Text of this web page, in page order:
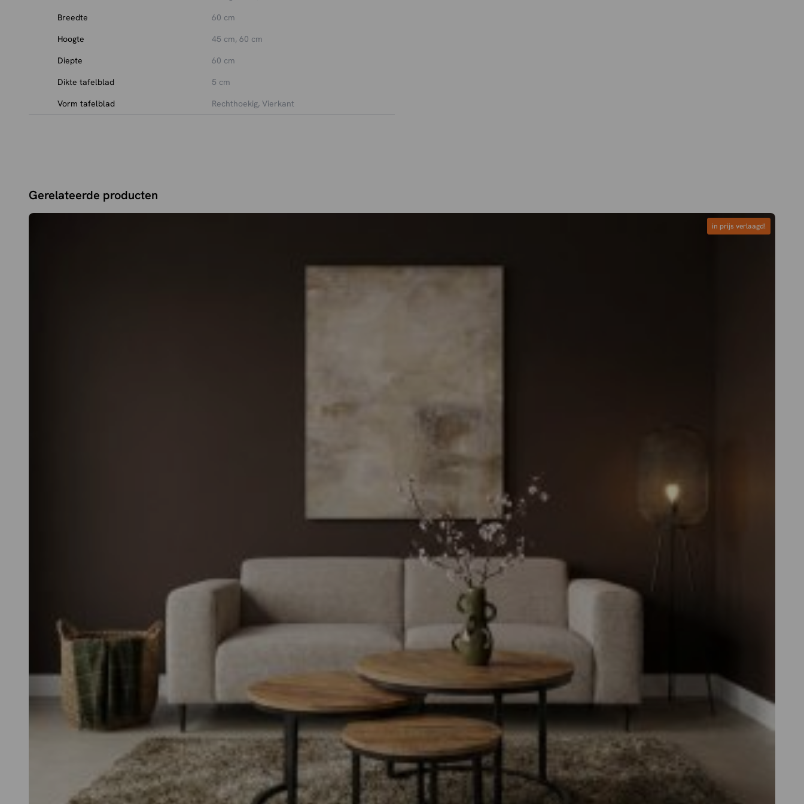
Breedte
60 cm
Hoogte
45 cm, 60 cm
Diepte
60 cm
Dikte tafelblad
5 cm
Vorm tafelblad
Rechthoekig, Vierkant
Gerelateerde producten
in prijs verlaagd!
in prijs verlaagd!